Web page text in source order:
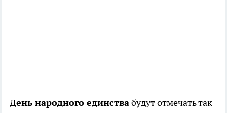
День народного единствабудут отмечать так